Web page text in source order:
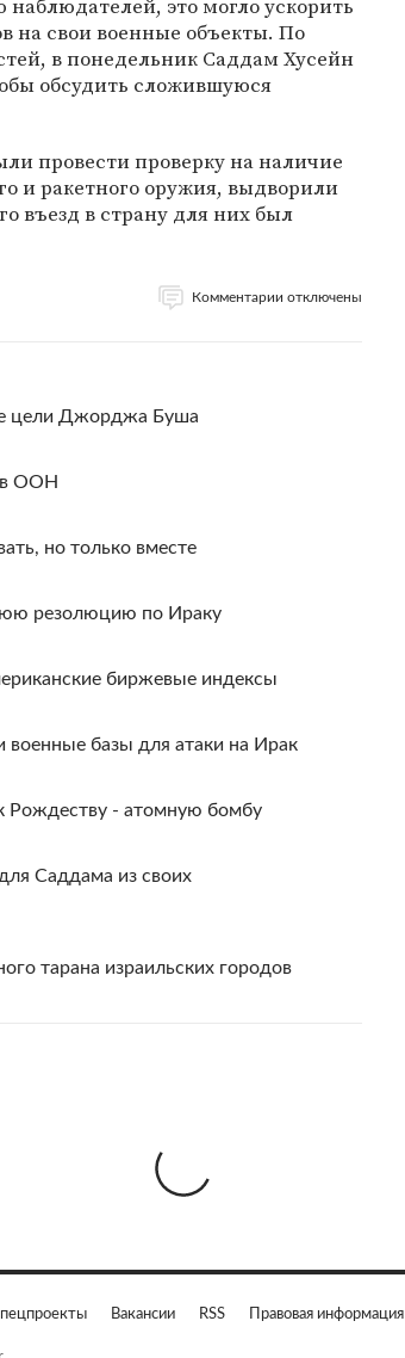
это могло ускорить
на свои военные объекты. По
в понедельник Саддам Хусейн
обсудить сложившуюся
провести проверку на наличие
и ракетного оружия, выдворили
въезд в страну для них был
Комментарии отключены
цели Джорджа Буша
ООН
но только вместе
резолюцию по Ираку
биржевые индексы
базы для атаки на Ирак
Рождеству - атомную бомбу
Саддама из своих
тарана израильских городов
Вакансии RSS Правовая информация